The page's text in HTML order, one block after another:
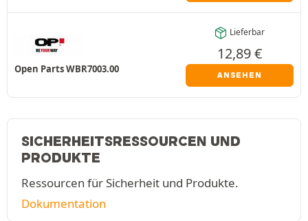
Open Parts WBR7003.00
Lieferbar
12,89€
ANSEHEN
SICHERHEITSRESSOURCEN UND
PRODUKTE
Ressourcen für Sicherheit und Produkte.
Dokumentation